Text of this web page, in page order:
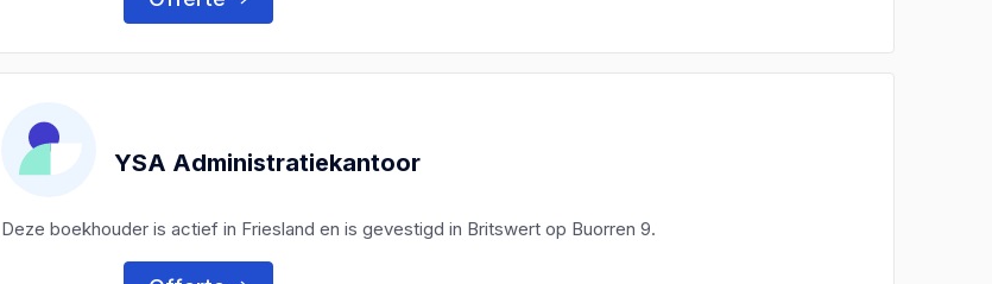
YSA Administratiekantoor
Deze boekhouder is actief in Friesland en is gevestigd in Britswert op Buorren 9.